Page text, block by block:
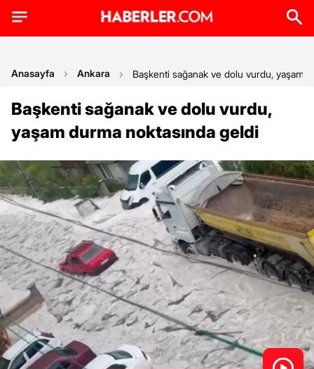
Anasayfa Ankara Başkenti sağanak ve dolu vurdu, yaşam
Başkenti sağanak ve dolu vurdu,
yaşam durma noktasında geldi